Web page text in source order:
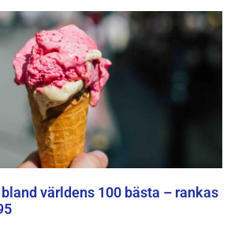
världens 100 bästa – rankas